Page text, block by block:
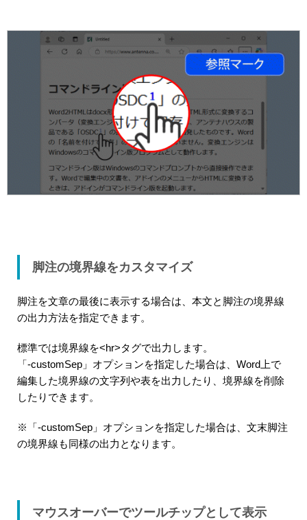
脚注の境界線をカスタマイズ
脚注を文章の最後に表示する場合は、本文と脚注の境界線
の出力方法を指定できます。
標準では境界線を<hr>タグで出力します。
「-customSep」オプションを指定した場合は、Word上で
編集した境界線の文字列や表を出力したり、境界線を削除
したりできます。
※「-customSep」オプションを指定した場合は、文末脚注
の境界線も同様の出力となります。
マウスオーバーでツールチップとして表示